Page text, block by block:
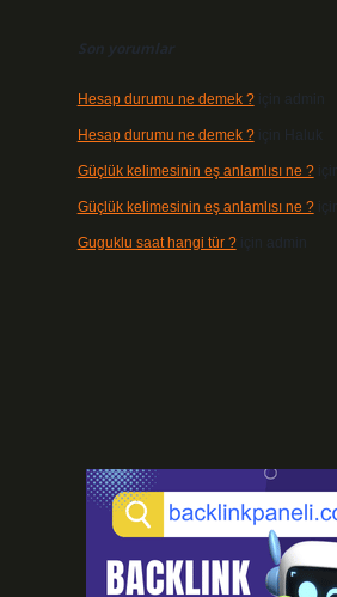
Son yorumlar
Hesap durumu ne demek ?için admin
Hesap durumu ne demek ?için Haluk
Güçlük kelimesinin eş anlamlısı ne ?için
Güçlük kelimesinin eş anlamlısı ne ?için
Guguklu saat hangi tür ?için admin